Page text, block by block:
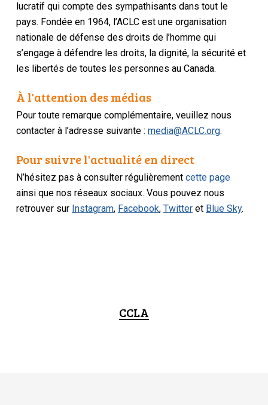
lucratif qui compte des sympathisants dans tout le
pays. Fondée en 1964, l’ACLC est une organisation
nationale de défense des droits de l’homme qui
s’engage à défendre les droits, la dignité, la sécurité et
les libertés de toutes les personnes au Canada.
À l'attention des médias
Pour toute remarque complémentaire, veuillez nous
contacter à l’adresse suivante :media@ACLC.org.
Pour suivre l'actualité en direct
N’hésitez pas à consulter régulièrementcette page
ainsi que nos réseaux sociaux. Vous pouvez nous
retrouver sur Instagram, Facebook,Twitter et Blue Sky.
CCLA